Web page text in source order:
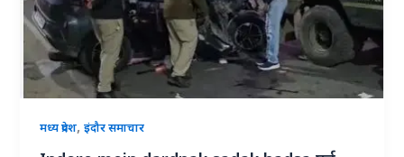
मध्य प्रदेश,इंदौर समाचार